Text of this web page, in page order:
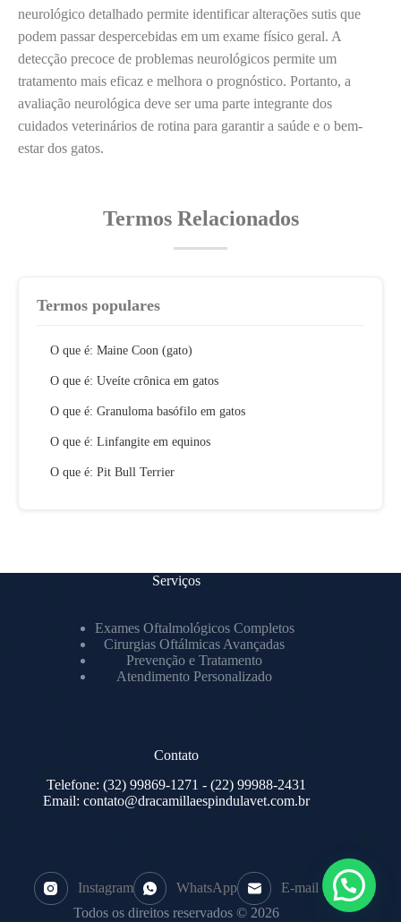
neurológico detalhado permite identificar alterações sutis que
podem passar despercebidas em um exame físico geral. A
detecção precoce de problemas neurológicos permite um
tratamento mais eficaz e melhora o prognóstico. Portanto, a
avaliação neurológica deve ser uma parte integrante dos
cuidados veterinários de rotina para garantir a saúde e o bem-
estar dos gatos.
Termos Relacionados
Termos populares
O que é: Maine Coon (gato)
O que é: Uveíte crônica em gatos
O que é: Granuloma basófilo em gatos
O que é: Linfangite em equinos
O que é: Pit Bull Terrier
Serviços
Exames Oftalmológicos Completos
Cirurgias Oftálmicas Avançadas
Prevenção e Tratamento
Atendimento Personalizado
Contato
Telefone: (32) 99869-1271 - (22) 99988-2431
Email:contato@dracamillaespindulavet.com.br
Instagram WhatsApp
E-mail
Todos os direitos reservados © 2026